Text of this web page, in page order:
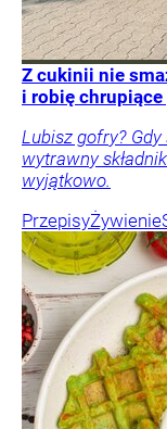
Z cukinii nie
i robię
Lubisz gofry?
wytrawny
wyjątkowo.
PrzepisyŻywienie